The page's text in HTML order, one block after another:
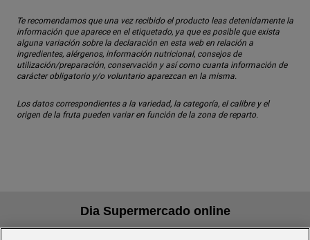
Te recomendamos que una vez recibido el producto leas detenidamente la
información que aparece en el etiquetado, ya que es posible que exista
alguna variación sobre la declaración en esta web en relación a
ingredientes, alérgenos, información nutricional, consejos de
utilización/preparación, conservación y así como cuanta información de
carácter obligatorio y/o voluntario aparezcan en la misma.
Los datos correspondientes a la variedad, la categoría, el calibre y el
origen de la fruta pueden variar en función de la zona de reparto.
Dia Supermercado online